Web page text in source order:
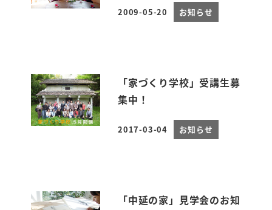
投稿日
2009-05-20 お知らせ
「家づくり学校」受講生募
集中！
投稿日
2017-03-04 お知らせ
「中延の家」見学会のお知